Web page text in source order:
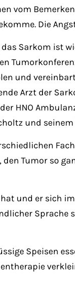
vom
Die
Sarkom ist
und
Arzt der
HNO
und
Tumor so
und er sich
Sprache
Speisen